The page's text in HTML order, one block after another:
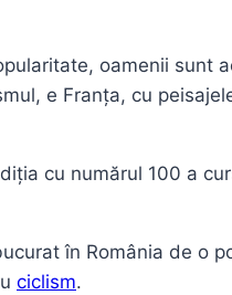
oamenii sunt
e Franța, cu
cu numărul 100 a
în România de o
ciclism.